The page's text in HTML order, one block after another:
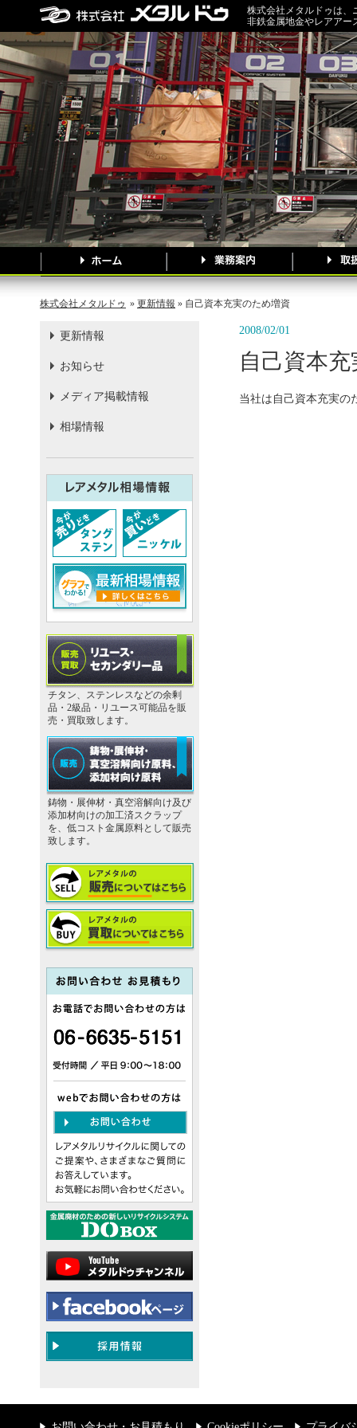
株式会社メタルドゥは、
非鉄金属地金やレアアー
株式会社メタルドゥ » 更新情報 » 自己資本充実のため増資
更新情報
お知らせ
メディア掲載情報
相場情報
チタン、ステンレスなどの余剰
品・2級品・リユース可能品を販
売・買取致します。
鋳物・展伸材・真空溶解向け及び
添加材向けの加工済スクラップ
を、低コスト金属原料として販売
致します。
2008/02/01
自己資本
当社は自己資本充実の